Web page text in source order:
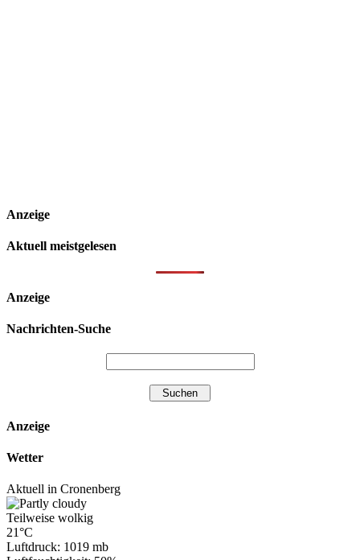
Anzeige
Aktuell meistgelesen
Anzeige
Nachrichten-Suche
Anzeige
Wetter
Aktuell in Cronenberg
Teilweise wolkig
21°C
Luftdruck: 1019 mb